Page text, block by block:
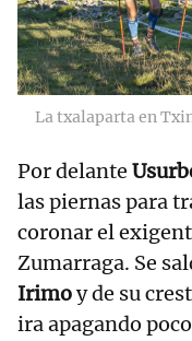
La txalaparta en
Por delante
las piernas para
coronar el
Zumarraga. Se
Irimoy de su
ira apagando